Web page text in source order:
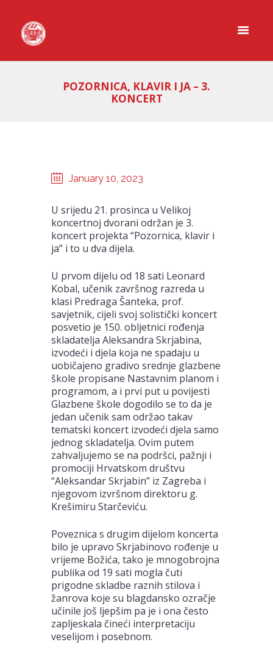
POZORNICA, KLAVIR I JA – 3.
KONCERT
January 10, 2023
U srijedu 21. prosinca u Velikoj
koncertnoj dvorani održan je 3.
koncert projekta “Pozornica, klavir i
ja” i to u dva dijela.
U prvom dijelu od 18 sati Leonard
Kobal, učenik završnog razreda u
klasi Predraga Šanteka, prof.
savjetnik, cijeli svoj solistički koncert
posvetio je 150. obljetnici rođenja
skladatelja Aleksandra Skrjabina,
izvodeći i djela koja ne spadaju u
uobičajeno gradivo srednje glazbene
škole propisane Nastavnim planom i
programom, a i prvi put u povijesti
Glazbene škole dogodilo se to da je
jedan učenik sam održao takav
tematski koncert izvodeći djela samo
jednog skladatelja. Ovim putem
zahvaljujemo se na podršci, pažnji i
promociji Hrvatskom društvu
“Aleksandar Skrjabin” iz Zagreba i
njegovom izvršnom direktoru g.
Krešimiru Starčeviću.
Poveznica s drugim dijelom koncerta
bilo je upravo Skrjabinovo rođenje u
vrijeme Božića, tako je mnogobrojna
publika od 19 sati mogla čuti
prigodne skladbe raznih stilova i
žanrova koje su blagdansko ozračje
učinile još ljepšim pa je i ona često
zapljeskala čineći interpretaciju
veselijom i posebnom.